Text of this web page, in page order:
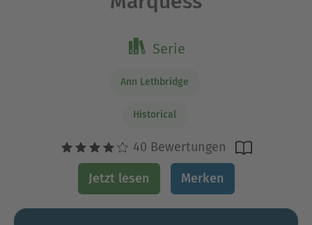
Serie
Ann Lethbridge
Historical
40 Bewertungen
Jetzt lesen Merken